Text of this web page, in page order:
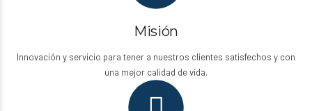
Misión
Innovación y servicio para tener a nuestros clientes satisfechos y con
una mejor calidad de vida.